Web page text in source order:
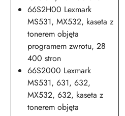
66S2H00 Lexmark
MS531, MX532, kaseta z
tonerem objęta
programem zwrotu, 28
400 stron
66S2000 Lexmark
MS531, 631, 632,
MX532, 632, kaseta z
tonerem objęta